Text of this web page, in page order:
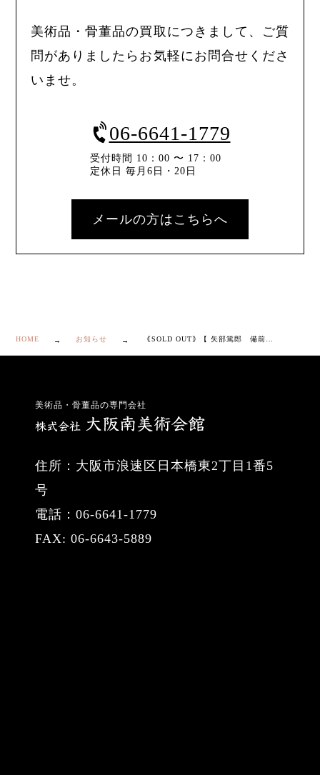
美術品・骨董品の買取につきまして、ご質
問がありましたらお気軽にお問合せくださ
いませ。
06-6641-1779
受付時間 10：00 〜 17：00
定休日 毎月6日・20日
メールの方はこちらへ
HOME お知らせ
美術品・骨董品の専門会社
住所：大阪市浪速区日本橋東2丁目1番5
号
電話：06-6641-1779
FAX: 06-6643-5889